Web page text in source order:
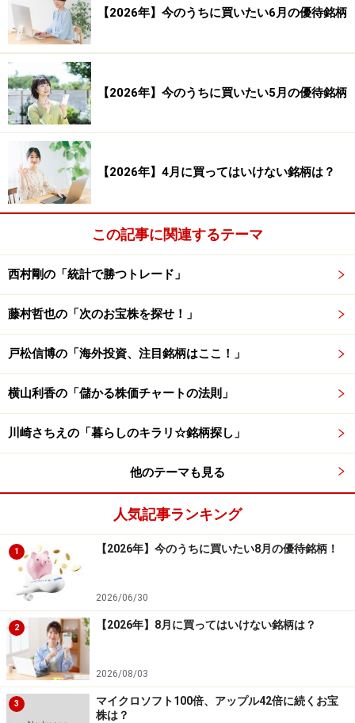
平均損失（円）：－14,551円 平均損失（率）：
－7.28％
合計損益（円）：－7,007,796円 合計損益
（率）：－3,503.99％
合計利益（円）：31,508,746円 合計利益
（率）：15,754.94％
合計損失（円）：－38,516,542円 合計損失
（率）：－19,258.93％
PF（プロフィット・ファクター）：0.818
平均保持日数：26.03日
以上が、8月の株式市場（日経平均225銘柄）の検証結果
です。検証結果を見てみると、勝率は46.61％、平均損益
トレードあたりの平均損益がマイナスであることから、
8月の日経平均採用銘柄（225銘柄）は下がりやすい傾向
があるといえるでしょう。
8月の低成績銘柄ランキング
次に、相場全体の株価が下がりやすい傾向のある8月相
場の中でも、特に株価が下がりやすい傾向にある個別銘
柄をご紹介します。
システムトレードの達人
表は、先ほどの日経平均採用銘柄（225銘柄）を対象と
した検証において、勝率が低かった銘柄のランキングで
【2026年】今のうちに買いたい6月の優待銘柄
【2026年】今のうちに買いたい5月の優待銘柄
【2026年】4月に買ってはいけない銘柄は？
この記事に関連するテーマ
西村剛の「統計で勝つトレード」
藤村哲也の「次のお宝株を探せ！」
戸松信博の「海外投資、注目銘柄はここ！」
横山利香の「儲かる株価チャートの法則」
川崎さちえの「暮らしのキラリ☆銘柄探し」
他のテーマも見る
人気記事ランキング
1 【2026年】今のうちに買いたい8月の優待銘柄！
2026/06/30
2 【2026年】8月に買ってはいけない銘柄は？
2026/08/03
3
マイクロソフト100倍、アップル42倍に続くお宝
株は？